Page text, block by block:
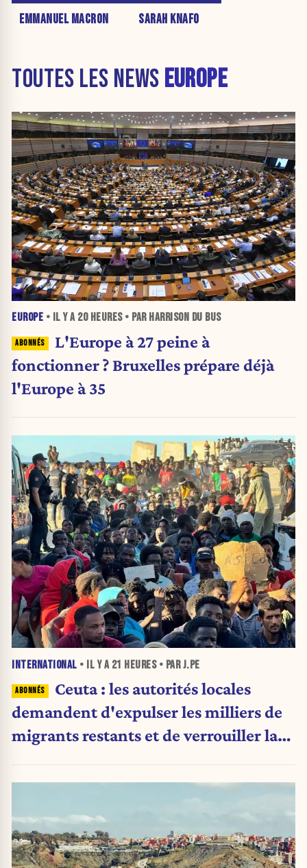
EMMANUEL MACRON SARAH KNAFO
TOUTES LES NEWS EUROPE
EUROPE • IL Y A 20 HEURES• PAR HARRISON DU BUS
L'Europe à 27 peine à
fonctionner ? Bruxelles prépare déjà
l'Europe à 35
INTERNATIONAL • IL Y A 21 HEURES• PAR J.PE
Ceuta : les autorités locales
demandent d'expulser les milliers de
migrants restants et de verrouiller la